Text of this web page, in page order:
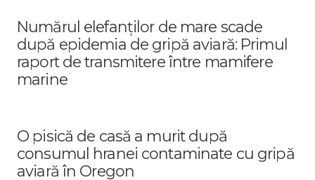
Numărul elefanților de mare scade
după epidemia de gripă aviară: Primul
raport de transmitere între mamifere
marine
O pisică de casă a murit după
consumul hranei contaminate cu gripă
aviară în Oregon